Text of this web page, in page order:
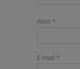
Nom *
E-mail*